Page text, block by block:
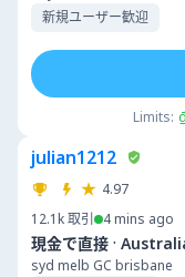
新規ユーザー歓迎
Limits:
julian1212
4.97
12.1k取引 4 mins ago
現金で直接 ·
syd melb GC brisbane